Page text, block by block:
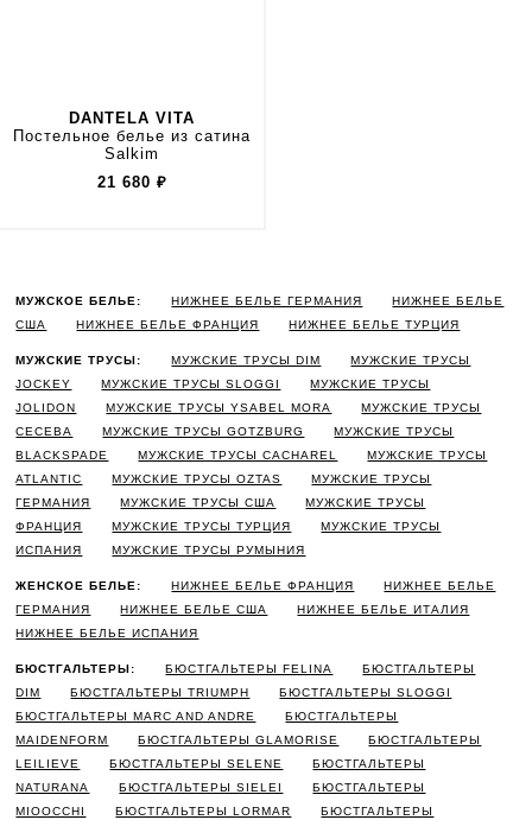
DANTELA VITA
Постельное белье из сатина
Salkim
21 680 ₽
МУЖСКОЕ БЕЛЬЕ: НИЖНЕЕ БЕЛЬЕ ГЕРМАНИЯ
НИЖНЕЕ БЕЛЬЕ
США
НИЖНЕЕ БЕЛЬЕ ФРАНЦИЯ НИЖНЕЕ БЕЛЬЕ ТУРЦИЯ
МУЖСКИЕ ТРУСЫ: МУЖСКИЕ ТРУСЫ DIM
МУЖСКИЕ ТРУСЫ
JOCKEY
МУЖСКИЕ ТРУСЫ SLOGGI
МУЖСКИЕ ТРУСЫ
JOLIDON
МУЖСКИЕ ТРУСЫ YSABEL MORA
МУЖСКИЕ ТРУСЫ
CECEBA
МУЖСКИЕ ТРУСЫ GOTZBURG
МУЖСКИЕ ТРУСЫ
BLACKSPADE
МУЖСКИЕ ТРУСЫ CACHAREL
МУЖСКИЕ ТРУСЫ
ATLANTIC
МУЖСКИЕ ТРУСЫ OZTAS
МУЖСКИЕ ТРУСЫ
ГЕРМАНИЯ
МУЖСКИЕ ТРУСЫ США
МУЖСКИЕ ТРУСЫ
ФРАНЦИЯ
МУЖСКИЕ ТРУСЫ ТУРЦИЯ
МУЖСКИЕ ТРУСЫ
ИСПАНИЯ
МУЖСКИЕ ТРУСЫ РУМЫНИЯ
ЖЕНСКОЕ БЕЛЬЕ: НИЖНЕЕ БЕЛЬЕ ФРАНЦИЯ
НИЖНЕЕ БЕЛЬЕ
ГЕРМАНИЯ
НИЖНЕЕ БЕЛЬЕ США
НИЖНЕЕ БЕЛЬЕ ИТАЛИЯ
НИЖНЕЕ БЕЛЬЕ ИСПАНИЯ
БЮСТГАЛЬТЕРЫ: БЮСТГАЛЬТЕРЫ FELINA
БЮСТГАЛЬТЕРЫ
DIM
БЮСТГАЛЬТЕРЫ TRIUMPH
БЮСТГАЛЬТЕРЫ SLOGGI
БЮСТГАЛЬТЕРЫ MARC AND ANDRE
БЮСТГАЛЬТЕРЫ
MAIDENFORM
БЮСТГАЛЬТЕРЫ GLAMORISE
БЮСТГАЛЬТЕРЫ
LEILIEVE
БЮСТГАЛЬТЕРЫ SELENE
БЮСТГАЛЬТЕРЫ
NATURANA
БЮСТГАЛЬТЕРЫ SIELEI
БЮСТГАЛЬТЕРЫ
MIOOCCHI
БЮСТГАЛЬТЕРЫ LORMAR
БЮСТГАЛЬТЕРЫ